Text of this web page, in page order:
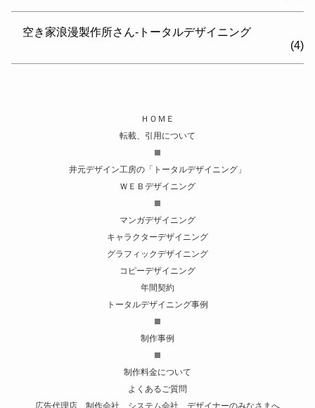
空き家浪漫製作所さん-トータルデザイニング
(4)
ＨＯＭＥ
転載、引用について
井元デザイン工房の「トータルデザイニング」
ＷＥＢデザイニング
マンガデザイニング
キャラクターデザイニング
グラフィックデザイニング
コピーデザイニング
年間契約
トータルデザイニング事例
制作事例
制作料金について
よくあるご質問
広告代理店、制作会社、システム会社、デザイナーのみなさまへ